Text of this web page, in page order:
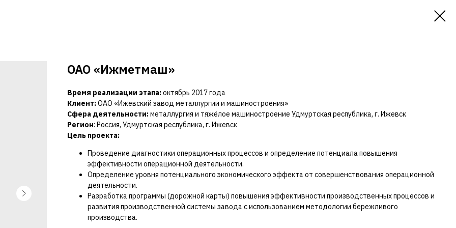
ОАО «Ижметмаш»
Время реализации этапа:октябрь 2017 года
Клиент:ОАО «Ижевский завод металлургии и машиностроения»
Сфера деятельности:металлургия и тяжёлое машиностроение Удмуртская республика, г. Ижевск
Регион: Россия, Удмуртская республика, г. Ижевск
Цель проекта:
Проведение диагностики операционных процессов и определение потенциала повышения
эффективности операционной деятельности.
Определение уровня потенциального экономического эффекта от совершенствования операционной
деятельности.
Разработка программы (дорожной карты) повышения эффективности производственных процессов и
развития производственной системы завода с использованием методологии бережливого
производства.